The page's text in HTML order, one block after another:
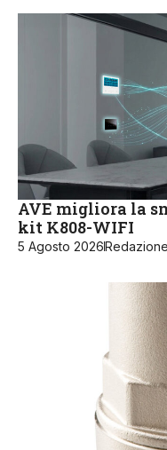
AVE migliora la
kit K808-WIFI
5 Agosto 2026